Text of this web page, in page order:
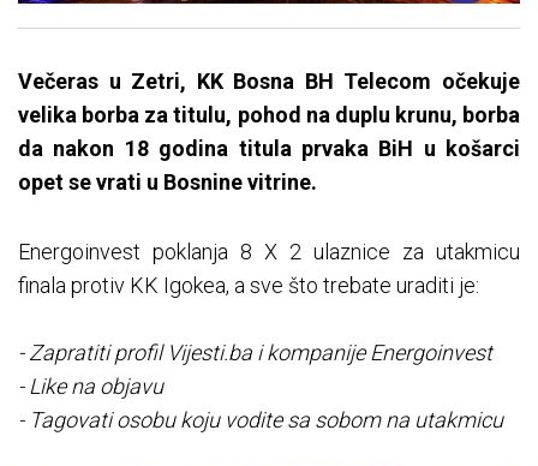
Večeras u Zetri, KK Bosna BH Telecom očekuje
velika borba za titulu, pohod na duplu krunu, borba
da nakon 18 godina titula prvaka BiH u košarci
opet se vrati u Bosnine vitrine.
Energoinvest poklanja 8 X 2 ulaznice za utakmicu
finala protiv KK Igokea, a sve što trebate uraditi je:
- Zapratiti profil Vijesti.ba i kompanije Energoinvest
- Like na objavu
- Tagovati osobu koju vodite sa sobom na utakmicu